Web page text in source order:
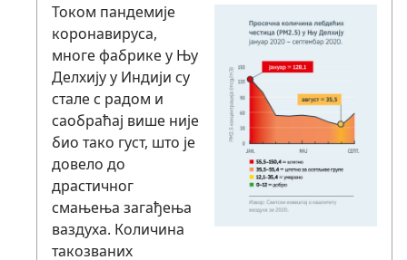
Током пандемије
коронавируса,
многе фабрике у Њу
Делхију у Индији су
стале с радом и
саобраћај више није
био тако густ, што је
довело до
драстичног
смањења загађења
ваздуха. Количина
такозваних